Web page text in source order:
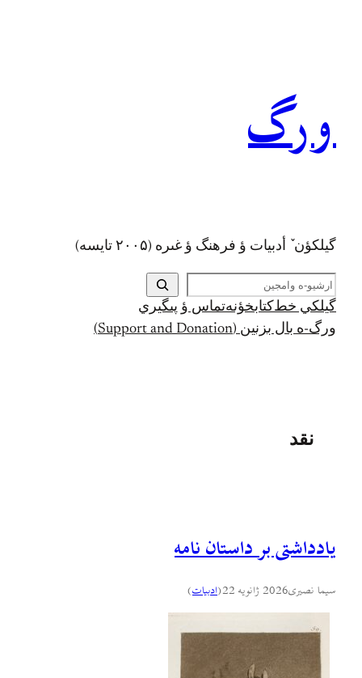
ورگ
گيلکؤن ٚ أدبیات ؤ فرهنگ ؤ غىره (۲۰۰۵ تايسه)
ج
س
ت
ج
گيلکي خط کتابخؤنهتماس ؤ پىگيري
ورگ-ه بال بزنين (Support and Donation)
نقد
یادداشتی بر داستان نامه
سیما نصیری2026 ژانویه 22 (ادبيات)